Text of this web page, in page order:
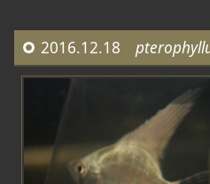
2016.12.18